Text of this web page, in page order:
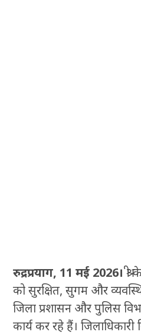
रुद्रप्रयाग, 11 मई 2026।
को सुरक्षित, सुगम और
जिला प्रशासन और पुलिस
कार्य कर रहे हैं। जिलाधिकारी